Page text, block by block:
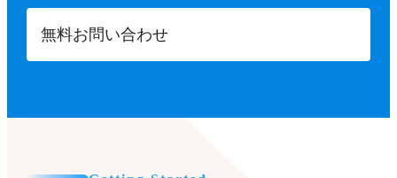
無料お問い合わせ